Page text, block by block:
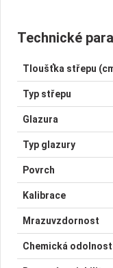
Technické
Tloušťka střepu
Typ střepu
Glazura
Typ glazury
Povrch
Kalibrace
Mrazuvzdornost
Chemická odolnost